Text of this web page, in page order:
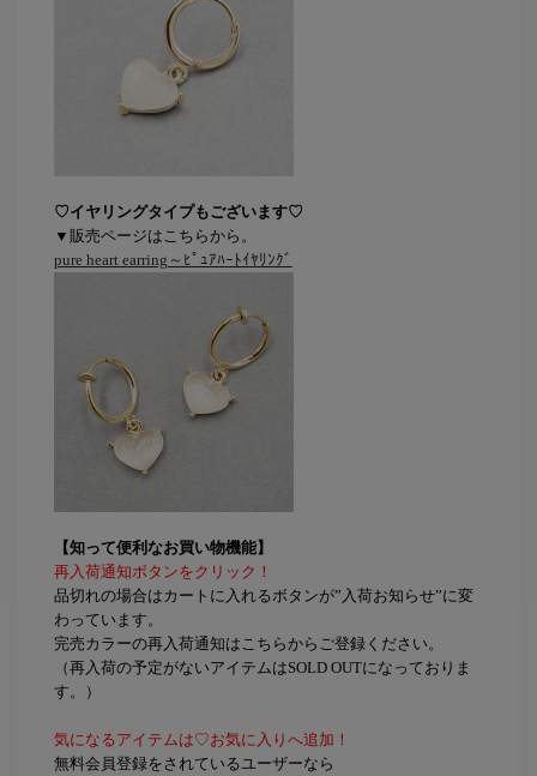
♡イヤリングタイプもございます♡
▼販売ページはこちらから。
pure heart earring～ﾋﾟｭｱﾊｰﾄｲﾔﾘﾝｸﾞ
【知って便利なお買い物機能】
再入荷通知ボタンをクリック！
品切れの場合はカートに入れるボタンが”入荷お知らせ”に変
わっています。
完売カラーの再入荷通知はこちらからご登録ください。
（再入荷の予定がないアイテムはSOLD OUTになっておりま
す。）
気になるアイテムは♡お気に入りへ追加！
無料会員登録をされているユーザーなら